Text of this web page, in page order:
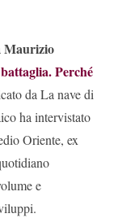
Maurizio
Perché
da La nave di
ha intervistato
Oriente, ex
e